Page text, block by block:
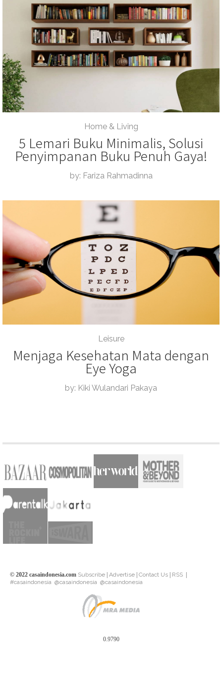
Home & Living
5 Lemari Buku Minimalis, Solusi
Penyimpanan Buku Penuh Gaya!
by: Fariza Rahmadinna
Leisure
Menjaga Kesehatan Mata dengan
Eye Yoga
by: Kiki Wulandari Pakaya
© 2022 casaindonesia.com Subscribe | Advertise | Contact Us | RSS |
#casaindonesia @casaindonesia @casaindonesia
0.9790